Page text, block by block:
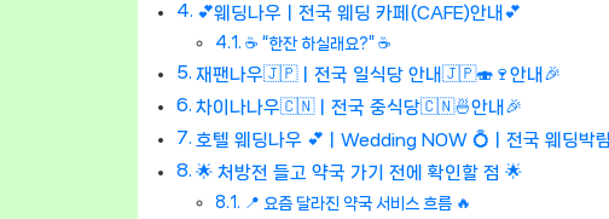
💕웨딩나우ㅣ전국 웨딩 카페(CAFE)안내💕
☕ “한잔 하실래요?” ☕
재팬나우🇯🇵ㅣ전국 일식당 안내🇯🇵🍣🍷안내🎉
차이나나우🇨🇳ㅣ전국 중식당🇨🇳🍜안내🎉
호텔 웨딩나우 💕ㅣWedding NOW 💍ㅣ전국 웨딩박
🌟 처방전 들고 약국 가기 전에 확인할 점 🌟
📍 요즘 달라진 약국 서비스 흐름 🔥